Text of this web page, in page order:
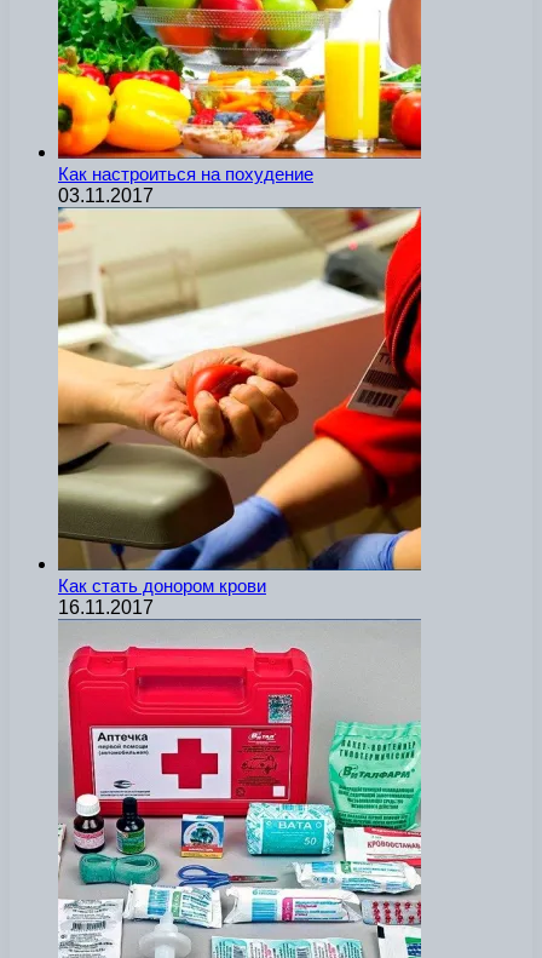
Как настроиться на похудение
03.11.2017
Как стать донором крови
16.11.2017